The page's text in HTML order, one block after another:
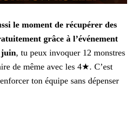
le moment de récupérer des
grâce à l’événement
juin, tu peux invoquer 12 monstres
de même avec les 4★. C’est
ton équipe sans dépenser